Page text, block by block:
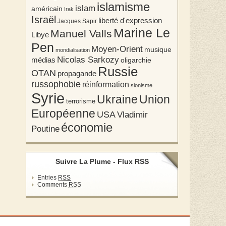
américain Irak islam islamisme
Israël Jacques Sapir liberté d'expression
Libye Manuel Valls Marine Le
Pen mondialisation Moyen-Orient musique
médias Nicolas Sarkozyoligarchie
OTAN propagande Russie
russophobie réinformation sionisme
Syrie terrorisme Ukraine Union
Européenne USAVladimir
Poutine économie
Suivre La Plume - Flux RSS
Entries RSS
Comments RSS